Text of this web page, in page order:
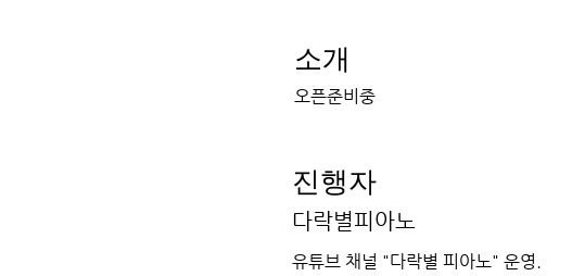
​소개
오픈준비중
​진행자
다락별피아노
유튜브 채널 "다락별 피아노" 운영.